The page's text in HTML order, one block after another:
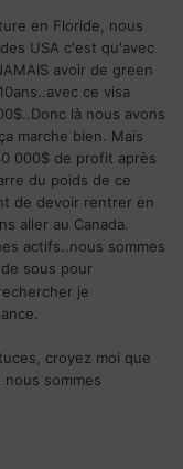
en Floride, nous
USA c'est qu'avec
avoir de green
ce visa
là nous avons
marche bien. Mais
000$ de profit après
du poids de ce
de devoir rentrer en
aller au Canada.
actifs..nous sommes
sous pour
je
croyez moi que
sommes